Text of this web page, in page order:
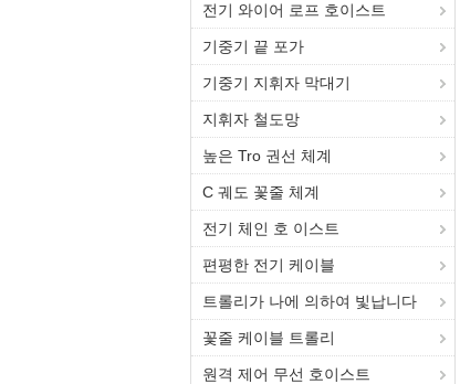
전기 와이어 로프 호이스트
기중기 끝 포가
기중기 지휘자 막대기
지휘자 철도망
높은 Tro 권선 체계
C 궤도 꽃줄 체계
전기 체인 호 이스트
편평한 전기 케이블
트롤리가 나에 의하여 빛납니다
꽃줄 케이블 트롤리
원격 제어 무선 호이스트